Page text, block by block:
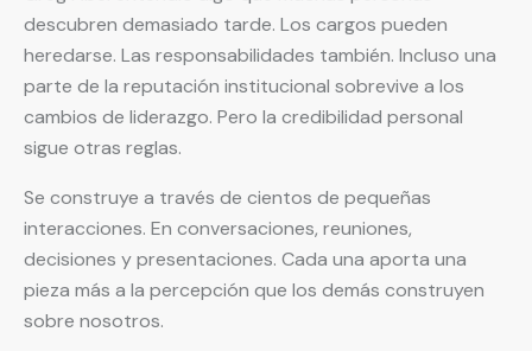
descubren demasiado tarde. Los cargos pueden
heredarse. Las responsabilidades también. Incluso una
parte de la reputación institucional sobrevive a los
cambios de liderazgo. Pero la credibilidad personal
sigue otras reglas.
Se construye a través de cientos de pequeñas
interacciones. En conversaciones, reuniones,
decisiones y presentaciones. Cada una aporta una
pieza más a la percepción que los demás construyen
sobre nosotros.